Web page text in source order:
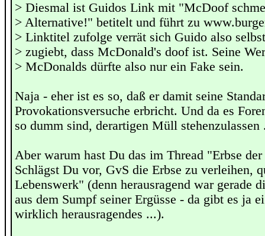
> Diesmal ist Guidos Link mit "McDoof
> Alternative!" betitelt und führt zu
> Linktitel zufolge verrät sich Guido also
> zugiebt, dass McDonald's doof ist. Seine
> McDonalds dürfte also nur ein Fake sein.
Naja - eher ist es so, daß er damit seine
Provokationsversuche erbricht. Und da es
so dumm sind, derartigen Müll stehenzulassen
Aber warum hast Du das im Thread "Erbse
Schlägst Du vor, GvS die Erbse zu verleihen,
Lebenswerk" (denn herausragend war gerade
aus dem Sumpf seiner Ergüsse - da gibt es ja
wirklich herausragendes ...).